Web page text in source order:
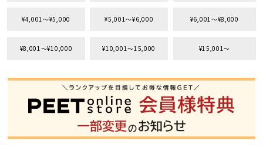
¥4,001〜¥5,000 ¥5,001〜¥6,000 ¥6,001〜¥8,000
¥8,001〜¥10,000 ¥10,001〜15,000 ¥15,001〜